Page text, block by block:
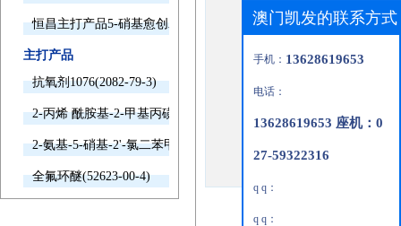
恒昌主打产品5-硝基愈创木酚钠欢迎询价
主打产品
抗氧剂1076(2082-79-3)
2-丙烯 酰胺基-2-甲基丙磺酸(15214-89-8)
2-氨基-5-硝基-2'-氯二苯甲酮(2011-66-7)
全氟环醚(52623-00-4)
澳门凯发的联系方式
手机： 13628619653
电话：
13628619653 座机：0
27-59322316
q q：
q q：